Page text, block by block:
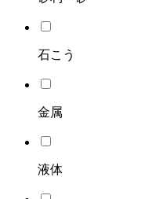
石こう
金属
液体